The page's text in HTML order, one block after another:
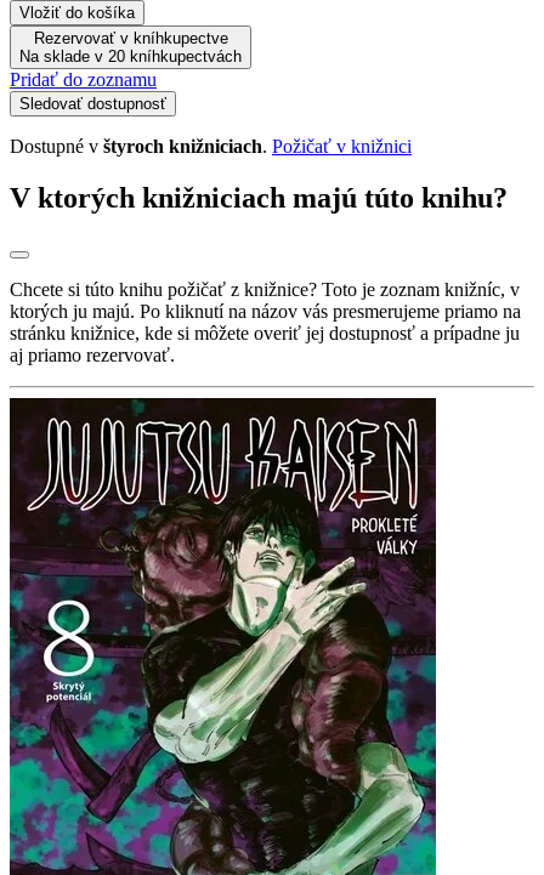
Vložiť do košíka
Rezervovať v kníhkupectve
Na sklade v 20 kníhkupectvách
Pridať do zoznamu
Sledovať dostupnosť
Dostupné v štyroch knižniciach. Požičať v knižnici
V ktorých knižniciach majú túto knihu?
Chcete si túto knihu požičať z knižnice? Toto je zoznam knižníc, v
ktorých ju majú. Po kliknutí na názov vás presmerujeme priamo na
stránku knižnice, kde si môžete overiť jej dostupnosť a prípadne ju
aj priamo rezervovať.